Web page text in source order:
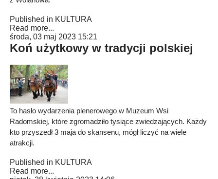
Published in KULTURA
Read more...
środa, 03 maj 2023 15:21
Koń użytkowy w tradycji polskiej
To hasło wydarzenia plenerowego w Muzeum Wsi
Radomskiej, które zgromadziło tysiące zwiedzających. Każdy
kto przyszedł 3 maja do skansenu, mógł liczyć na wiele
atrakcji.
Published in KULTURA
Read more...